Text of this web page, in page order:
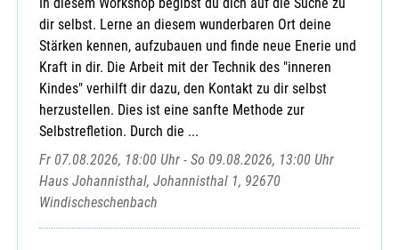
In diesem Workshop begibst du dich auf die Suche zu
dir selbst. Lerne an diesem wunderbaren Ort deine
Stärken kennen, aufzubauen und finde neue Enerie und
Kraft in dir. Die Arbeit mit der Technik des "inneren
Kindes" verhilft dir dazu, den Kontakt zu dir selbst
herzustellen. Dies ist eine sanfte Methode zur
Selbstrefletion. Durch die ...
Fr 07.08.2026, 18:00 Uhr - So 09.08.2026, 13:00 Uhr
Haus Johannisthal, Johannisthal 1, 92670
Windischeschenbach